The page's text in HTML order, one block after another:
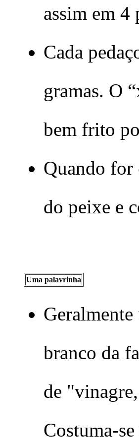
assim em 4
Cada
gramas. O
bem frito
Quando for
do peixe e
Uma palavrinha
branco da
de
Costuma-